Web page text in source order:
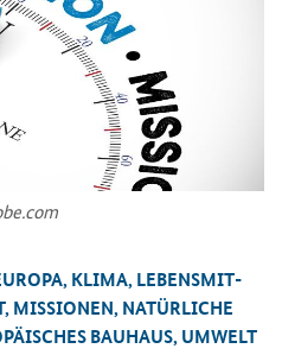
KLIMA, LE­BENS­MIT­
MIS­SIO­NEN, NA­TÜR­LI­CHE
BAU­HAUS, UM­WELT